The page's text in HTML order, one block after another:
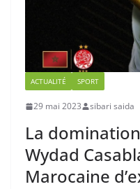
ACTUALITÉ SPORT
29 mai 2023 sibari saida
La
Wydad
Marocaine